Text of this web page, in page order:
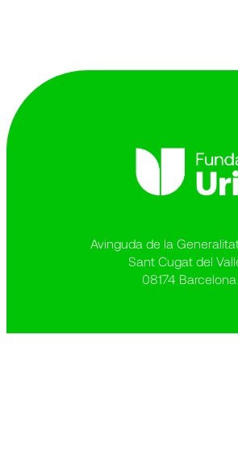
Avinguda de la
Sant Cugat del
08174 Barcelona